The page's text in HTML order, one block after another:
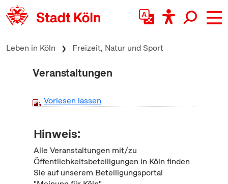
zum Inhalt springen
Leben in Köln Freizeit, Natur und Sport
Veranstaltungen
Vorlesen lassen
Hinweis:
Alle Veranstaltungen mit/zu
Öffentlichkeitsbeteiligungen in Köln finden
Sie auf unserem Beteiligungsportal